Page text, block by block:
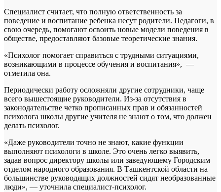
Специалист считает, что полную ответственность за
поведение и воспитание ребенка несут родители. Педагоги, в
свою очередь, помогают освоить новые модели поведения в
обществе, предоставляют базовые теоретические знания.
«Психолог помогает справиться с трудными ситуациями,
возникающими в процессе обучения и воспитания», —
отметила она.
Периодически работу осложняли другие сотрудники, чаще
всего вышестоящие руководители. Из-за отсутствия в
законодательстве четко прописанных прав и обязанностей
психолога школы другие учителя не знают о том, что должен
делать психолог.
«Даже руководители точно не знают, какие функции
выполняют психологи в школе. Это очень легко выявить,
задав вопрос директору школы или заведующему Городским
отделом народного образования. В Ташкентской области на
большинстве руководящих должностей сидят необразованные
люди», — уточнила специалист-психолог.